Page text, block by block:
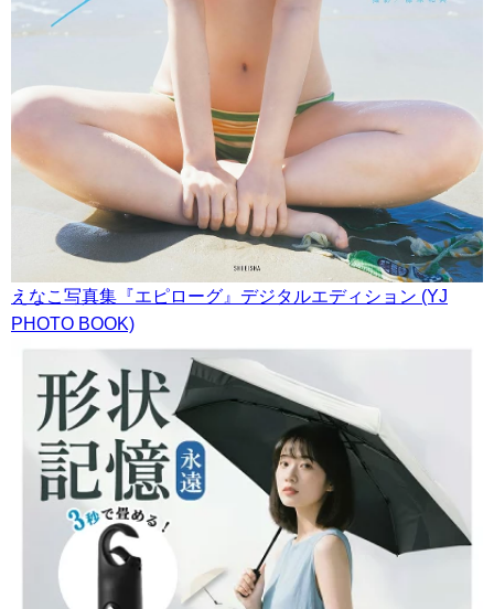
えなこ写真集『エピローグ』デジタルエディション (YJ
PHOTO BOOK)